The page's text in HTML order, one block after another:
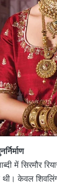
में
केवल